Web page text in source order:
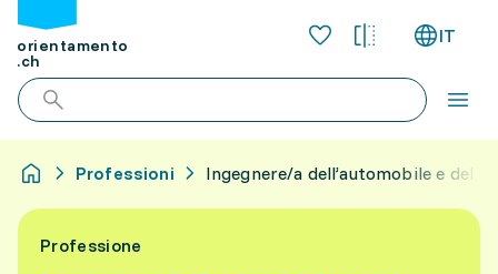
orientamento
.ch
IT
Professioni Ingegnere/a dell’automobile e del
Professione